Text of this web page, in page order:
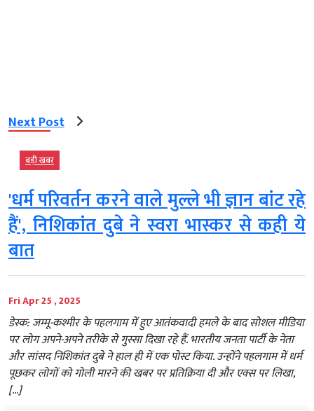
Next Post
बड़ी खबर
'धर्म परिवर्तन करने वाले मुल्ले भी ज्ञान बांट रहे
हैं', निशिकांत दुबे ने स्वरा भास्कर से कही ये
बात
Fri Apr 25 , 2025
डेस्क: जम्मू-कश्मीर के पहलगाम में हुए आतंकवादी हमले के बाद सोशल मीडिया
पर लोग अपने-अपने तरीके से गुस्सा दिखा रहे हैं. भारतीय जनता पार्टी के नेता
और सांसद निशिकांत दुबे ने हाल ही में एक पोस्ट किया. उन्होंने पहलगाम में धर्म
पूछकर लोगों को गोली मारने की खबर पर प्रतिक्रिया दी और एक्स पर लिखा,
[…]